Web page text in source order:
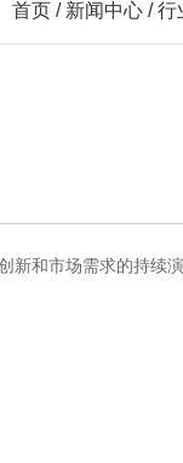
首页 / 新闻中心 /行
和市场需求的持续